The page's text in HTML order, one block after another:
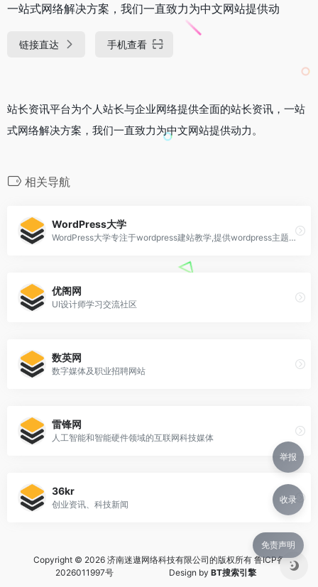
一站式网络解决方案，我们一直致力为中文网站提供动
链接直达 手机查看
站长资讯平台为个人站长与企业网络提供全面的站长资讯，一站
式网络解决方案，我们一直致力为中文网站提供动力。
相关导航
WordPress大学
WordPress大学专注于wordpress建站教学,提供wordpress主题,wordpres
优阁网
UI设计师学习交流社区
数英网
数字媒体及职业招聘网站
雷锋网
人工智能和智能硬件领域的互联网科技媒体
36kr
创业资讯、科技新闻
Copyright © 2026 济南迷遨网络科技有限公司的版权所有 鲁ICP备
2026011997号 Design by BT搜索引擎
免责声明
举报
收录